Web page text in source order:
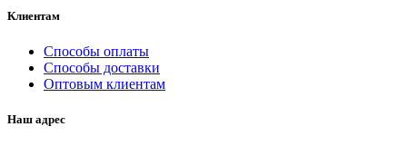
Клиентам
Способы оплаты
Способы доставки
Оптовым клиентам
Наш адрес